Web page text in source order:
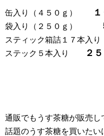
缶入り（４５０ｇ）
袋入り（２５０ｇ）
スティック箱詰１７本入
ステック５本入り ２
通販でもうす茶糖が販売し
話題のうす茶糖を買いたい